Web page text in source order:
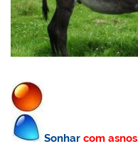
Sonhar com asnos